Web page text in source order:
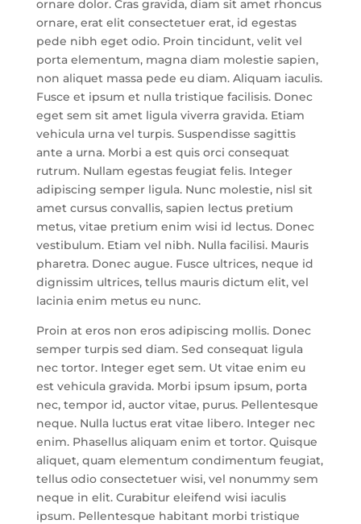
ornare dolor. Cras gravida, diam sit amet rhoncus
ornare, erat elit consectetuer erat, id egestas
pede nibh eget odio. Proin tincidunt, velit vel
porta elementum, magna diam molestie sapien,
non aliquet massa pede eu diam. Aliquam iaculis.
Fusce et ipsum et nulla tristique facilisis. Donec
eget sem sit amet ligula viverra gravida. Etiam
vehicula urna vel turpis. Suspendisse sagittis
ante a urna. Morbi a est quis orci consequat
rutrum. Nullam egestas feugiat felis. Integer
adipiscing semper ligula. Nunc molestie, nisl sit
amet cursus convallis, sapien lectus pretium
metus, vitae pretium enim wisi id lectus. Donec
vestibulum. Etiam vel nibh. Nulla facilisi. Mauris
pharetra. Donec augue. Fusce ultrices, neque id
dignissim ultrices, tellus mauris dictum elit, vel
lacinia enim metus eu nunc.
Proin at eros non eros adipiscing mollis. Donec
semper turpis sed diam. Sed consequat ligula
nec tortor. Integer eget sem. Ut vitae enim eu
est vehicula gravida. Morbi ipsum ipsum, porta
nec, tempor id, auctor vitae, purus. Pellentesque
neque. Nulla luctus erat vitae libero. Integer nec
enim. Phasellus aliquam enim et tortor. Quisque
aliquet, quam elementum condimentum feugiat,
tellus odio consectetuer wisi, vel nonummy sem
neque in elit. Curabitur eleifend wisi iaculis
ipsum. Pellentesque habitant morbi tristique